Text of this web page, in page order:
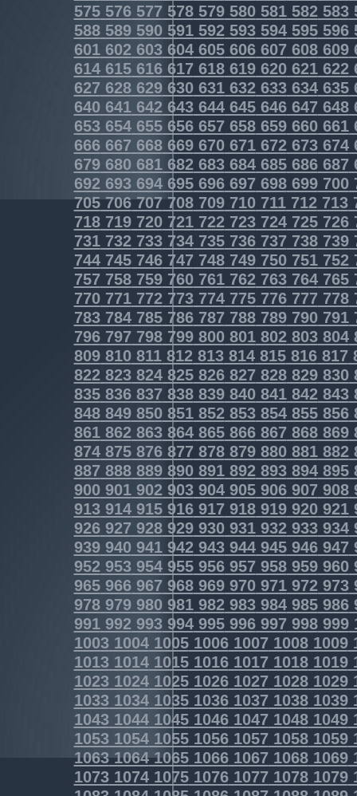
575576577 578579580581582583
588589590591592593594595596
601602603604605606607608609
614615616617618619620621622
627 628629630631632633634635
640 641642643644645646647648
653654655656657658659660661
666667 668669670671672673674
679680 681682683684685686687
692693694695696697698699700
705706707708709710711712713
718719720721722723724725726
731732733734735736737738739
744745746747748749750751752
757758759760761762763764765
770771772773774775776777778
783784785786787788789790791
796797798799800801802803804
809810811812813814815816817
822823824825826827828829830
835836837838839840841842843
848849850851852853854855856
861862863864865866867868869
874875876877878879880881882
887 888889890891892893894895
900901902903904905906907908
913914915916917918919920921
926927 928929930931932933934
939940 941942943944945946947
952953954955956957958959960
965966967 968969970971972973
978979980981982983984985986
991992993994995996997998999
1003100410051006100710081009
1013101410151016101710181019
1023102410251026102710281029
1033103410351036103710381039
1043104410451046104710481049
1053105410551056105710581059
1063106410651066106710681069
1073107410751076107710781079